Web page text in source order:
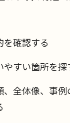
を確認する
やすい箇所を探
、全体像、事